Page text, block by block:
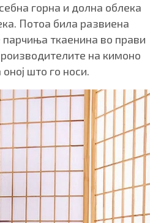
горна и долна облека
Потоа била развиена
ткаенина во прави
на кимоно
што го носи.